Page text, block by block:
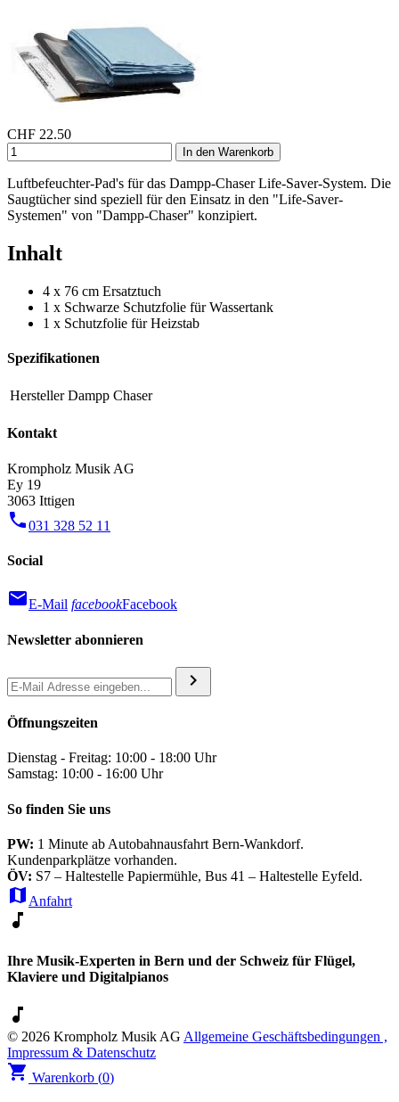
CHF 22.50
In den Warenkorb
Luftbefeuchter-Pad's für das Dampp-Chaser Life-Saver-System. Die
Saugtücher sind speziell für den Einsatz in den "Life-Saver-
Systemen" von "Dampp-Chaser" konzipiert.
Inhalt
4 x 76 cm Ersatztuch
1 x Schwarze Schutzfolie für Wassertank
1 x Schutzfolie für Heizstab
Spezifikationen
Hersteller Dampp Chaser
Kontakt
Krompholz Musik AG
Ey 19
3063 Ittigen
phone031 328 52 11
Social
mailE-Mail facebookFacebook
Newsletter abonnieren
chevron_right
Öffnungszeiten
Dienstag - Freitag: 10:00 - 18:00 Uhr
Samstag: 10:00 - 16:00 Uhr
So finden Sie uns
PW: 1 Minute ab Autobahnausfahrt Bern-Wankdorf.
Kundenparkplätze vorhanden.
ÖV: S7 – Haltestelle Papiermühle, Bus 41 – Haltestelle Eyfeld.
map Anfahrt
music_note
Ihre Musik-Experten in Bern und der Schweiz für Flügel,
Klaviere und Digitalpianos
music_note
© 2026 Krompholz Musik AG Allgemeine Geschäftsbedingungen ,
Impressum & Datenschutz
shopping_cart Warenkorb (0)